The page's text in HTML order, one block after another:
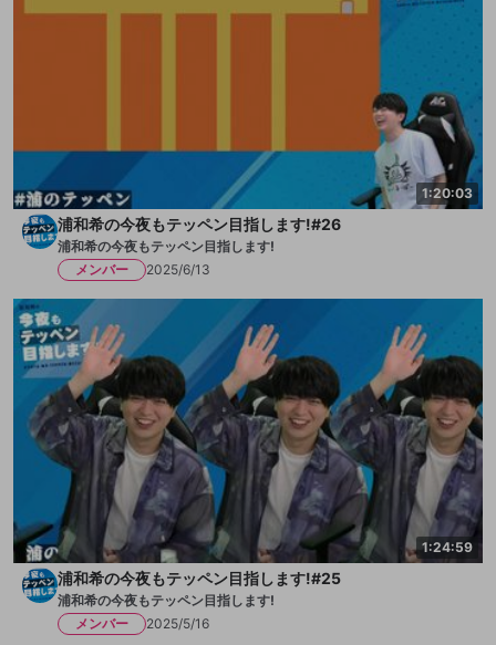
1:20:03
浦和希の今夜もテッペン目指します!#26
浦和希の今夜もテッペン目指します!
メンバー
2025/6/13
1:24:59
浦和希の今夜もテッペン目指します!#25
浦和希の今夜もテッペン目指します!
メンバー
2025/5/16